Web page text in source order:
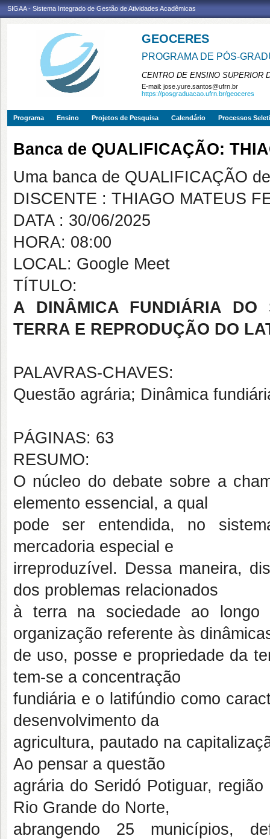
SIGAA - Sistema Integrado de Gestão de Atividades Acadêmicas
GEOCERES
PROGRAMA DE PÓS-
CENTRO DE ENSINO SUPERIOR
E-mail: jose.yure.santos@ufrn.br
https://posgraduacao.ufrn.br/geoceres
Programa Ensino Projetos de Pesquisa Calendário Processos
Banca de QUALIFICAÇÃO:
Uma banca de QUALIFICAÇÃO
DISCENTE : THIAGO MATEUS
DATA : 30/06/2025
HORA: 08:00
LOCAL: Google Meet
TÍTULO:
A DINÂMICA FUNDIÁRIA DO
TERRA E REPRODUÇÃO DO
PALAVRAS-CHAVES:
Questão agrária; Dinâmica
PÁGINAS: 63
RESUMO:
O núcleo do debate sobre a
elemento essencial, a qual
pode ser entendida, no
mercadoria especial e
irreproduzível. Dessa maneira,
dos problemas relacionados
à terra na sociedade ao
organização referente às
de uso, posse e propriedade da
tem-se a concentração
fundiária e o latifúndio como
desenvolvimento da
agricultura, pautado na
Ao pensar a questão
agrária do Seridó Potiguar,
Rio Grande do Norte,
abrangendo 25 municípios,